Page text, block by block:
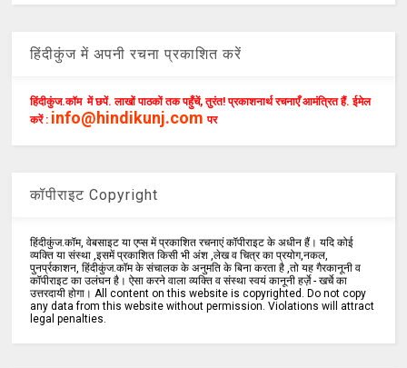
हिंदीकुंज में अपनी रचना प्रकाशित करें
हिंदीकुंज.कॉम में छपें. लाखों पाठकों तक पहुँचें, तुरंत! प्रकाशनार्थ रचनाएँ आमंत्रित हैं. ईमेल
करें : info@hindikunj.com पर
कॉपीराइट Copyright
हिंदीकुंज.कॉम, वेबसाइट या एप्स में प्रकाशित रचनाएं कॉपीराइट के अधीन हैं। यदि कोई
व्यक्ति या संस्था ,इसमें प्रकाशित किसी भी अंश ,लेख व चित्र का प्रयोग,नकल,
पुनर्प्रकाशन, हिंदीकुंज.कॉम के संचालक के अनुमति के बिना करता है ,तो यह गैरकानूनी व
कॉपीराइट का उलंघन है। ऐसा करने वाला व्यक्ति व संस्था स्वयं कानूनी हर्ज़े - खर्चे का
उत्तरदायी होगा। All content on this website is copyrighted. Do not copy
any data from this website without permission. Violations will attract
legal penalties.